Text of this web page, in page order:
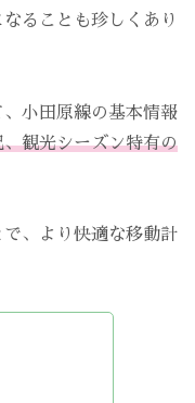
ることも珍しくあり
小田原線の基本情報
観光シーズン特有の
、より快適な移動計